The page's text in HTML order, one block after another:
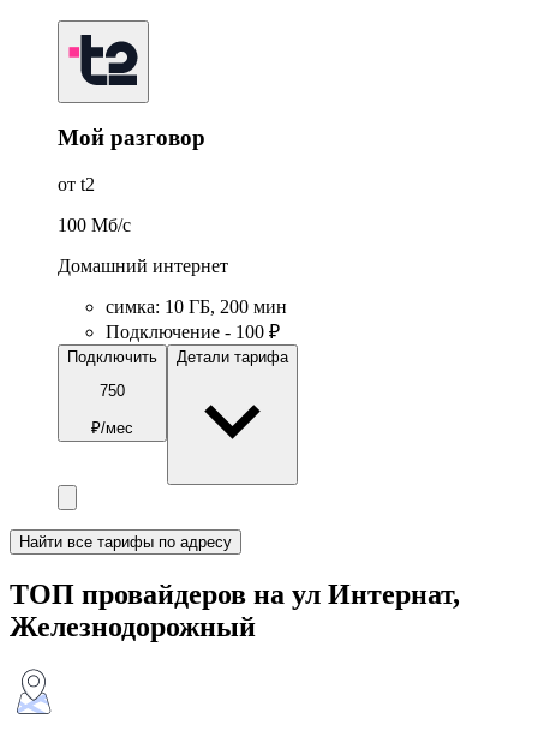
Мой разговор
от t2
100 Мб/c
Домашний интернет
симка: 10 ГБ, 200 мин
Подключение - 100 ₽
Подключить
750
₽/мес
Детали тарифа
Найти все тарифы по адресу
ТОП провайдеров на ул Интернат,
Железнодорожный